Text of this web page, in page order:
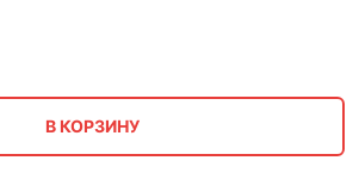
В КОРЗИНУ